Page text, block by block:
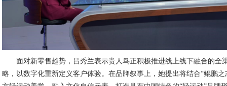
面对新零售趋势，吕秀兰表示贵人鸟正积极推进线上线下融合的全
略，以数字化重新定义客户体验。在品牌叙事上，她提出将结合“鲲鹏之